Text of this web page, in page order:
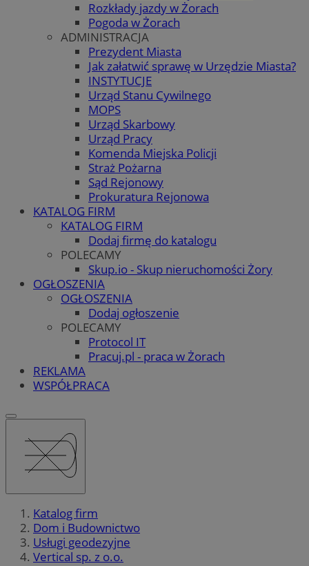
Rozkłady jazdy w Żorach
Pogoda w Żorach
ADMINISTRACJA
Prezydent Miasta
Jak załatwić sprawę w Urzędzie Miasta?
INSTYTUCJE
Urząd Stanu Cywilnego
MOPS
Urząd Skarbowy
Urząd Pracy
Komenda Miejska Policji
Straż Pożarna
Sąd Rejonowy
Prokuratura Rejonowa
KATALOG FIRM
KATALOG FIRM
Dodaj firmę do katalogu
POLECAMY
Skup.io - Skup nieruchomości Żory
OGŁOSZENIA
OGŁOSZENIA
Dodaj ogłoszenie
POLECAMY
Protocol IT
Pracuj.pl - praca w Żorach
REKLAMA
WSPÓŁPRACA
Katalog firm
Dom i Budownictwo
Usługi geodezyjne
Vertical sp. z o.o.